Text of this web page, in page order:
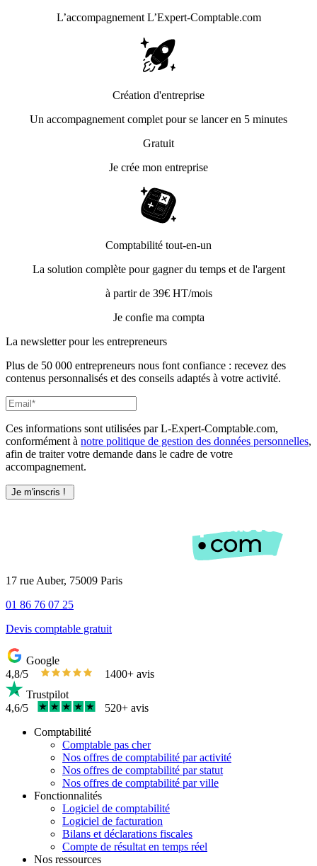
L’accompagnement L’Expert-Comptable.com
Création d'entreprise
Un accompagnement complet pour se lancer en 5 minutes
Gratuit
Je crée mon entreprise
Comptabilité tout-en-un
La solution complète pour gagner du temps et de l'argent
à partir de 39€ HT/mois
Je confie ma compta
La newsletter pour les entrepreneurs
Plus de 50 000 entrepreneurs nous font confiance : recevez des
contenus personnalisés et des conseils adaptés à votre activité.
Ces informations sont utilisées par L-Expert-Comptable.com,
conformément à notre politique de gestion des données personnelles,
afin de traiter votre demande dans le cadre de votre
accompagnement.
17 rue Auber, 75009 Paris
01 86 76 07 25
Devis comptable gratuit
Google
4,8/5
1400+ avis
Trustpilot
4,6/5
520+ avis
Comptabilité
Comptable pas cher
Nos offres de comptabilité par activité
Nos offres de comptabilité par statut
Nos offres de comptabilité par ville
Fonctionnalités
Logiciel de comptabilité
Logiciel de facturation
Bilans et déclarations fiscales
Compte de résultat en temps réel
Nos ressources